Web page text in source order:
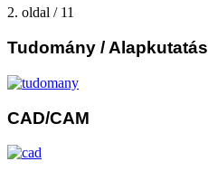
2. oldal / 11
Tudomány / Alapkutatás
CAD/CAM